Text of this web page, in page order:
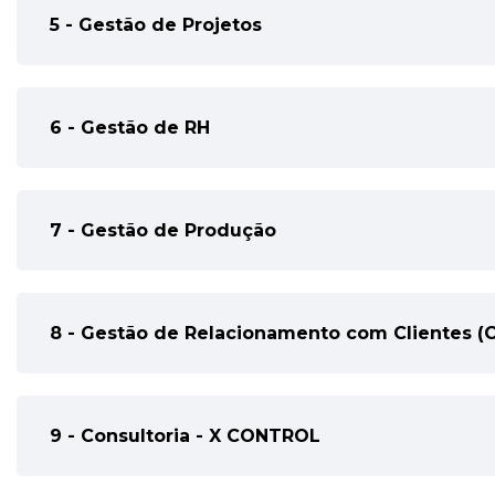
5 - Gestão de Projetos
6 - Gestão de RH
7 - Gestão de Produção
8 - Gestão de Relacionamento com Clientes
9 - Consultoria - X CONTROL